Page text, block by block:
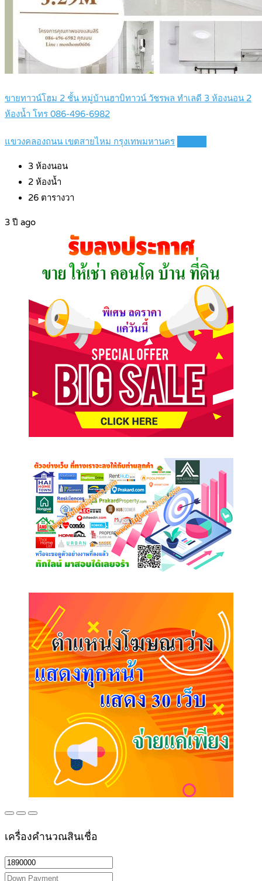
ขายทาวน์โฮม 2 ชั้น หมู่บ้านฮาบิทาวน์ วัชรพล ทำเลดี 3 ห้องนอน 2
ห้องน้ำ โทร 086-496-6982
แขวงคลองถนน เขตสายไหม กรุงเทพมหานคร
3 ห้องนอน
2 ห้องน้ำ
26 ตารางวา
3 ปี ago
เครื่องคำนวณสินเชื่อ